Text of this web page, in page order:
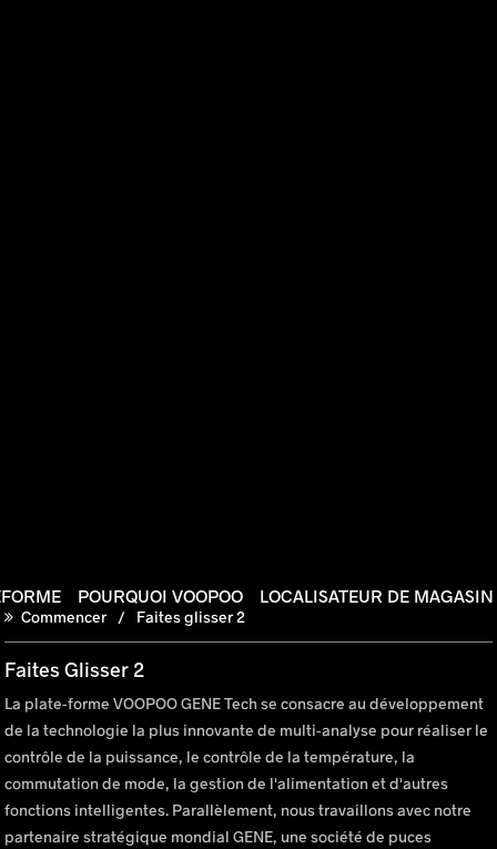
POURQUOI VOOPOO LOCALISATEUR DE MAGASIN
Commencer Faites glisser 2
Faites Glisser 2
La plate-forme VOOPOO GENE Tech se consacre au développement
de la technologie la plus innovante de multi-analyse pour réaliser le
contrôle de la puissance, le contrôle de la température, la
commutation de mode, la gestion de l'alimentation et d'autres
fonctions intelligentes. Parallèlement, nous travaillons avec notre
partenaire stratégique mondial GENE, une société de puces